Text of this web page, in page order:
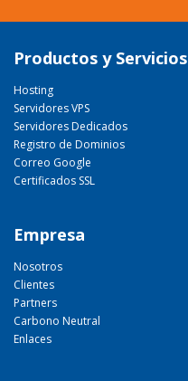
Productos y Servicios
Hosting
Servidores VPS
Servidores Dedicados
Registro de Dominios
Correo Google
Certificados SSL
Empresa
Nosotros
Clientes
Partners
Carbono Neutral
Enlaces